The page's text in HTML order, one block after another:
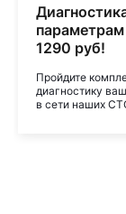
параметрам
1290 руб!
Пройдите
диагностику
в сети наших